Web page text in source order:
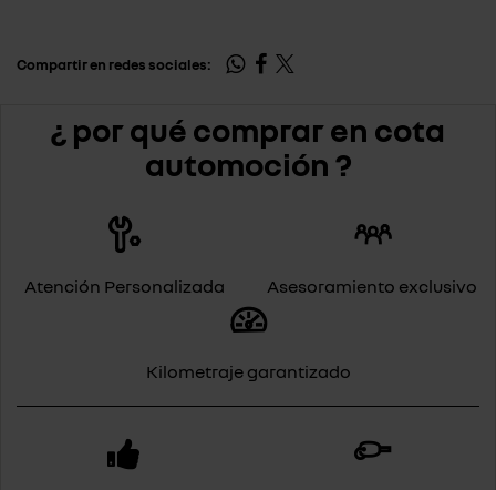
Compartir en redes sociales:
¿ por qué comprar en cota
automoción ?
Atención Personalizada Asesoramiento exclusivo
Kilometraje garantizado